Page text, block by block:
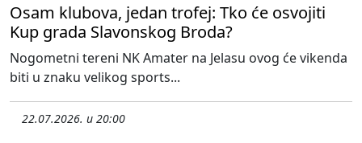
Osam klubova, jedan trofej: Tko će osvojiti
Kup grada Slavonskog Broda?
Nogometni tereni NK Amater na Jelasu ovog će vikenda
biti u znaku velikog sports...
22.07.2026. u 20:00